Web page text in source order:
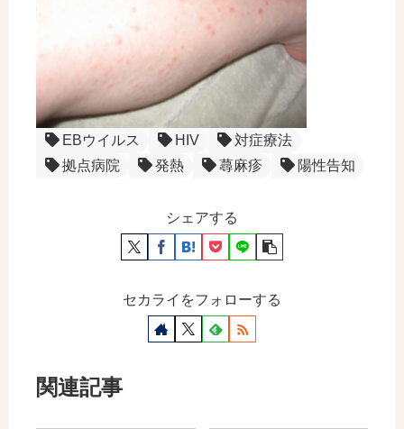
EBウイルス HIV
対症療法
拠点病院
発熱 蕁麻疹 陽性告知
シェアする
セカライをフォローする
関連記事